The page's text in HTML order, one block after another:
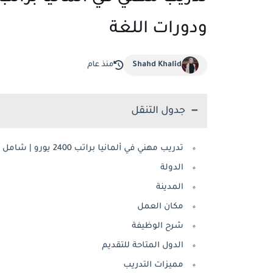
ودورات اللغة
Shahd Khalid منذ عام
جدول التنقل
تدريب مهني في ألمانيا براتب 2400 يورو | شامل السفر والإقامة ودورات اللغة
الدولة
المدينة
مكان العمل
شرح الوظيفة
الدول المتاحة للتقديم
مميزات التدريب